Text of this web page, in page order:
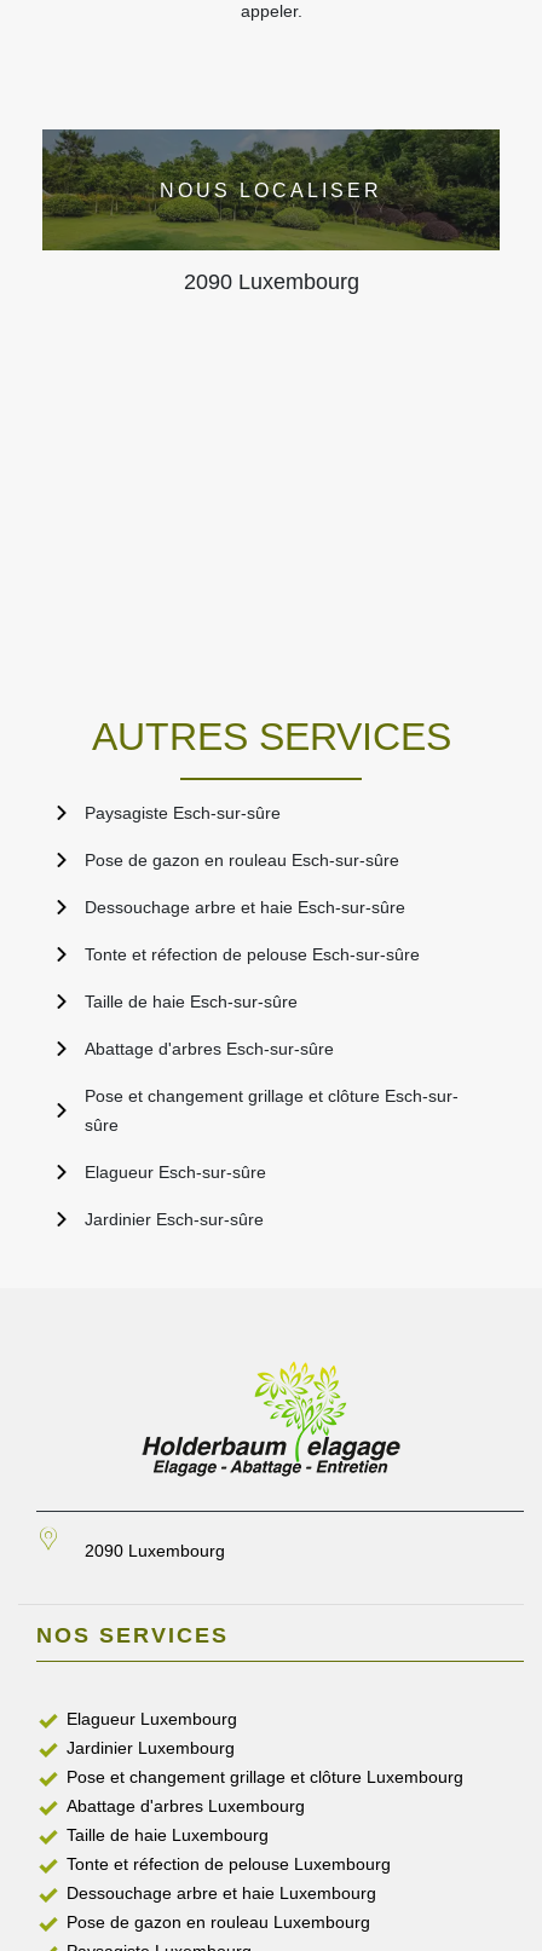
appeler.
NOUS LOCALISER
2090 Luxembourg
AUTRES SERVICES
Paysagiste Esch-sur-sûre
Pose de gazon en rouleau Esch-sur-sûre
Dessouchage arbre et haie Esch-sur-sûre
Tonte et réfection de pelouse Esch-sur-sûre
Taille de haie Esch-sur-sûre
Abattage d'arbres Esch-sur-sûre
Pose et changement grillage et clôture Esch-sur-
sûre
Elagueur Esch-sur-sûre
Jardinier Esch-sur-sûre
2090 Luxembourg
NOS SERVICES
Elagueur Luxembourg
Jardinier Luxembourg
Pose et changement grillage et clôture Luxembourg
Abattage d'arbres Luxembourg
Taille de haie Luxembourg
Tonte et réfection de pelouse Luxembourg
Dessouchage arbre et haie Luxembourg
Pose de gazon en rouleau Luxembourg